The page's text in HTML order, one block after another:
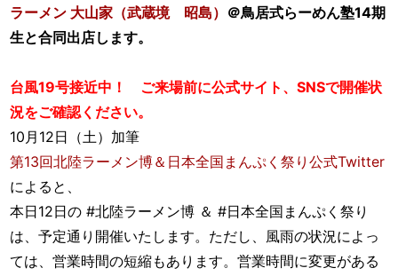
ラーメン 大山家（武蔵境 昭島） ＠鳥居式らーめん塾14期
生と合同出店します。
台風19号接近中！ ご来場前に公式サイト、SNSで開催状
況をご確認ください。
10月12日（土）加筆
第13回北陸ラーメン博＆日本全国まんぷく祭り公式Twitter
によると、
本日12日の #北陸ラーメン博 ＆ #日本全国まんぷく祭り
は、予定通り開催いたします。ただし、風雨の状況によっ
ては、営業時間の短縮もあります。営業時間に変更がある